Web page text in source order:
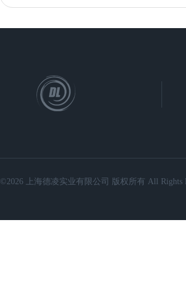
©2026 上海德凌实业有限公司 版权所有 All Rights